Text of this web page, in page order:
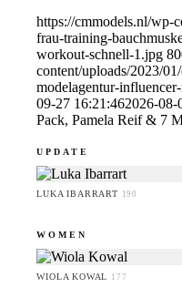
https://cmmodels.nl/wp-
frau-training-
workout-schnell-1.jpg
content/uploads/2023/
modelagentur-
09-27 16:21:462026-08-
Pack, Pamela Reif & 7
UPDATE
LUKA IBARRART 190
WOMEN
WIOLA KOWAL 177